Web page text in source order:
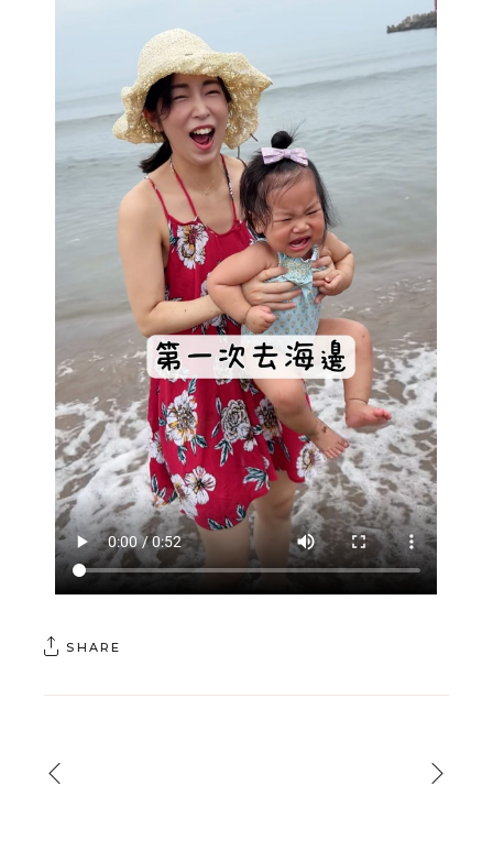
SHARE